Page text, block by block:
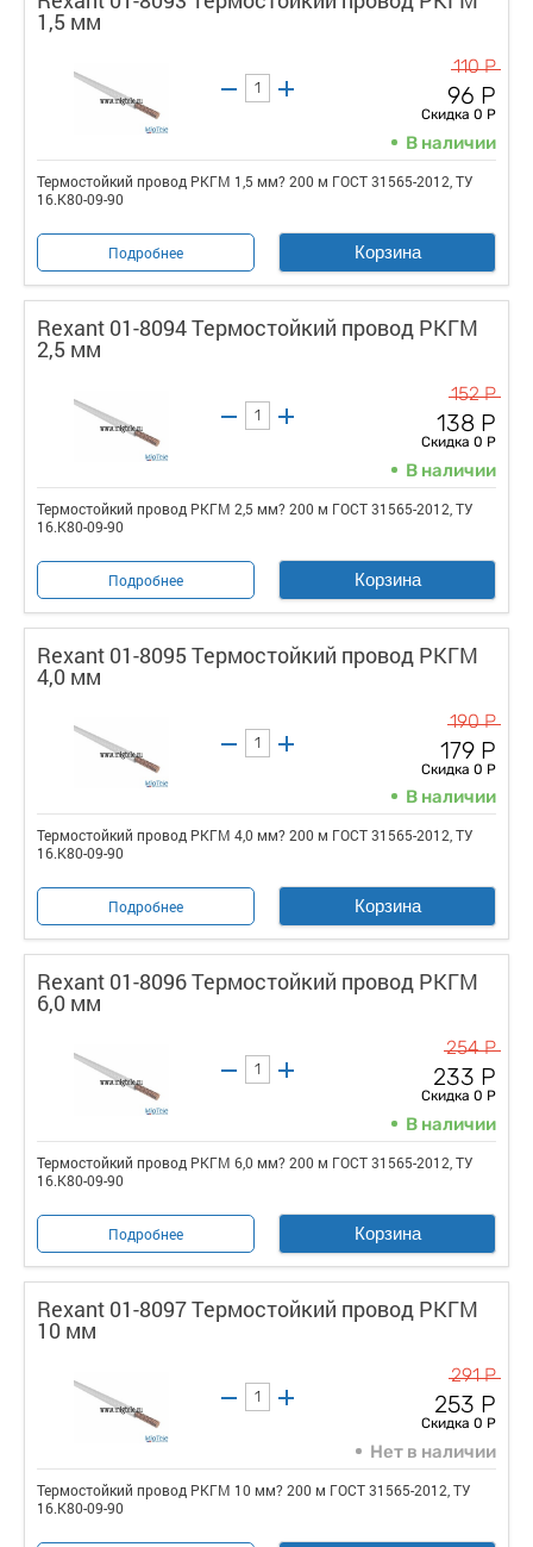
1,5 мм
110 Р
96 Р
Скидка 0 Р
В наличии
Термостойкий провод РКГМ 1,5 мм? 200 м ГОСТ 31565-2012, ТУ
16.К80-09-90
Подробнее Корзина
Rexant 01-8094 Термостойкий провод РКГМ
2,5 мм
152 Р
138 Р
Скидка 0 Р
В наличии
Термостойкий провод РКГМ 2,5 мм? 200 м ГОСТ 31565-2012, ТУ
16.К80-09-90
Подробнее Корзина
Rexant 01-8095 Термостойкий провод РКГМ
4,0 мм
190 Р
179 Р
Скидка 0 Р
В наличии
Термостойкий провод РКГМ 4,0 мм? 200 м ГОСТ 31565-2012, ТУ
16.К80-09-90
Подробнее Корзина
Rexant 01-8096 Термостойкий провод РКГМ
6,0 мм
254 Р
233 Р
Скидка 0 Р
В наличии
Термостойкий провод РКГМ 6,0 мм? 200 м ГОСТ 31565-2012, ТУ
16.К80-09-90
Подробнее Корзина
Rexant 01-8097 Термостойкий провод РКГМ
10 мм
291 Р
253 Р
Скидка 0 Р
Нет в наличии
Термостойкий провод РКГМ 10 мм? 200 м ГОСТ 31565-2012, ТУ
16.К80-09-90